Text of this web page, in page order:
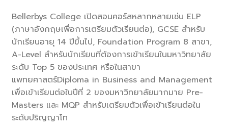
Bellerbys College เปิดสอนคอร์สหลากหลายเช่น ELP
(ภาษาอังกฤษเพื่อการเตรียมตัวเรียนต่อ), GCSE สำหรับ
นักเรียนอายุ 14 ปีขึ้นไป, Foundation Program 8 สาขา,
A-Level สำหรับนักเรียนที่ต้องการเข้าเรียนในมหาวิทยาลัย
ระดับ Top 5 ของประเทศ หรือในสาขา
แพทยศาสตร์Diploma in Business and Management
เพื่อเข้าเรียนต่อในปีที่ 2 ของมหาวิทยาลัยมากมาย Pre-
Masters และ MQP สำหรับเตรียมตัวเพื่อเข้าเรียนต่อใน
ระดับปริญญาโท